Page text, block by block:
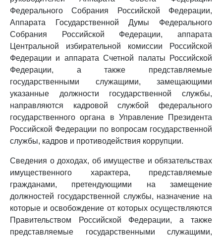
Федерального Собрания Российской Федерации,
Аппарата Государственной Думы Федерального
Собрания Российской Федерации, аппарата
Центральной избирательной комиссии Российской
Федерации и аппарата Счетной палаты Российской
Федерации, а также представляемые
государственными служащими, замещающими
указанные должности государственной службы,
направляются кадровой службой федерального
государственного органа в Управление Президента
Российской Федерации по вопросам государственной
службы, кадров и противодействия коррупции.
Сведения о доходах, об имуществе и обязательствах
имущественного характера, представляемые
гражданами, претендующими на замещение
должностей государственной службы, назначение на
которые и освобождение от которых осуществляются
Правительством Российской Федерации, а также
представляемые государственными служащими,